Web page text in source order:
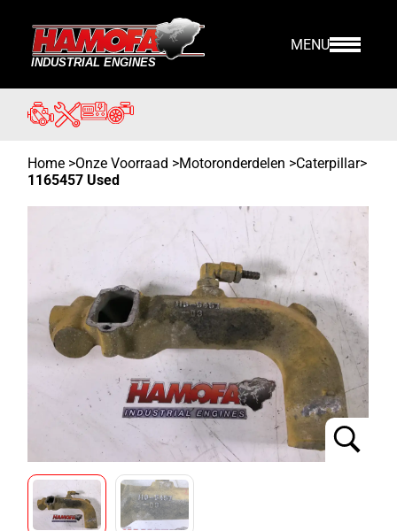
MENU
Home >Onze Voorraad >Motoronderdelen >Caterpillar>
1165457 Used